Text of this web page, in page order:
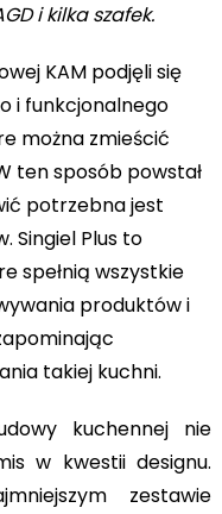
i kilka szafek.
KAM podjęli się
i funkcjonalnego
można zmieścić
ten sposób powstał
potrzebna jest
Singiel Plus to
spełnią wszystkie
produktów i
takiej kuchni.
kuchennej nie
w kwestii designu.
zestawie